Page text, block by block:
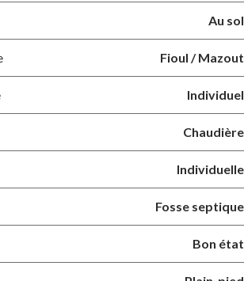
Au sol
Fioul / Mazout
Individuel
Chaudière
Individuelle
Fosse septique
Bon état